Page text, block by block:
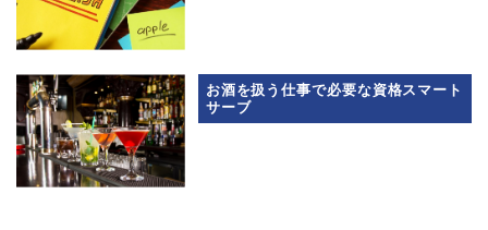
お酒を扱う仕事で必要な資格スマート
サーブ